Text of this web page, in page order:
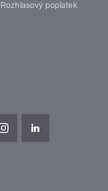
Rozhlasový poplatek